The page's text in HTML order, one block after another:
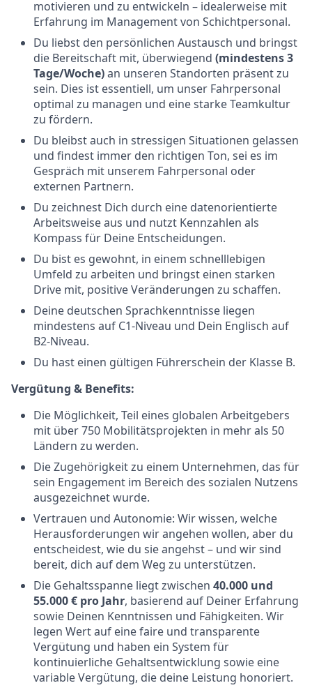
motivieren und zu entwickeln – idealerweise mit
Erfahrung im Management von Schichtpersonal.
Du liebst den persönlichen Austausch und bringst
die Bereitschaft mit, überwiegend (mindestens 3
Tage/Woche)an unseren Standorten präsent zu
sein. Dies ist essentiell, um unser Fahrpersonal
optimal zu managen und eine starke Teamkultur
zu fördern.
Du bleibst auch in stressigen Situationen gelassen
und findest immer den richtigen Ton, sei es im
Gespräch mit unserem Fahrpersonal oder
externen Partnern.
Du zeichnest Dich durch eine datenorientierte
Arbeitsweise aus und nutzt Kennzahlen als
Kompass für Deine Entscheidungen.
Du bist es gewohnt, in einem schnelllebigen
Umfeld zu arbeiten und bringst einen starken
Drive mit, positive Veränderungen zu schaffen.
Deine deutschen Sprachkenntnisse liegen
mindestens auf C1-Niveau und Dein Englisch auf
B2-Niveau.
Du hast einen gültigen Führerschein der Klasse B.
Vergütung & Benefits:
Die Möglichkeit, Teil eines globalen Arbeitgebers
mit über 750 Mobilitätsprojekten in mehr als 50
Ländern zu werden.
Die Zugehörigkeit zu einem Unternehmen, das für
sein Engagement im Bereich des sozialen Nutzens
ausgezeichnet wurde.
Vertrauen und Autonomie: Wir wissen, welche
Herausforderungen wir angehen wollen, aber du
entscheidest, wie du sie angehst – und wir sind
bereit, dich auf dem Weg zu unterstützen.
Die Gehaltsspanne liegt zwischen 40.000 und
55.000 € pro Jahr, basierend auf Deiner Erfahrung
sowie Deinen Kenntnissen und Fähigkeiten. Wir
legen Wert auf eine faire und transparente
Vergütung und haben ein System für
kontinuierliche Gehaltsentwicklung sowie eine
variable Vergütung, die deine Leistung honoriert.